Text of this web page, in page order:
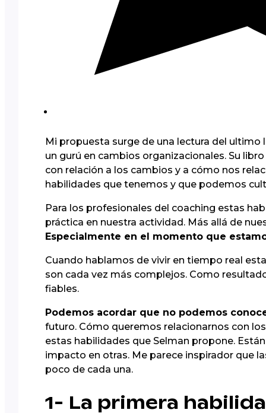
Mi propuesta surge de una lectura del ultimo
un gurú en cambios organizacionales. Su
con relación a los cambios y a cómo nos
habilidades que tenemos y que podemos
Para los profesionales del coaching estas
práctica en nuestra actividad. Más allá de
Especialmente en el momento que
Cuando hablamos de vivir en tiempo real
son cada vez más complejos. Como
fiables.
Podemos acordar que no podemos
futuro. Cómo queremos relacionarnos con
estas habilidades que Selman propone.
impacto en otras. Me parece inspirador que
poco de cada una.
1- La primera